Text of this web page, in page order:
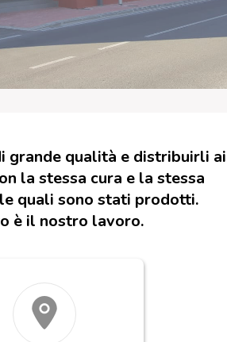
grande qualità e distribuirli ai
la stessa cura e la stessa
quali sono stati prodotti.
è il nostro lavoro.